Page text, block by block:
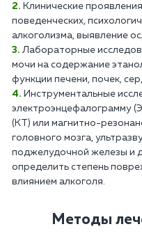
Клинические
поведенческих,
алкоголизма, выявление
Лабораторные
мочи на содержание
функции печени, почек,
Инструментальные
электроэнцефалограмму
(КТ) или магнитно-
головного мозга,
поджелудочной железы и
определить степень
влиянием алкоголя.
Методы